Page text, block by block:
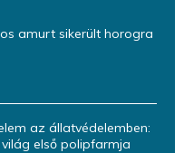
amurt sikerült horogra
az állatvédelemben:
első polipfarmja